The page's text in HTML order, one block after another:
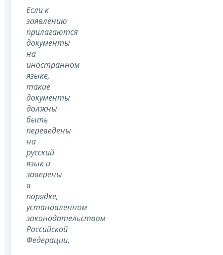
Если к
заявлению
прилагаются
документы
на
иностранном
языке,
такие
документы
должны
быть
переведены
на
русский
язык и
заверены
в
порядке,
установленном
законодательством
Российской
Федерации.